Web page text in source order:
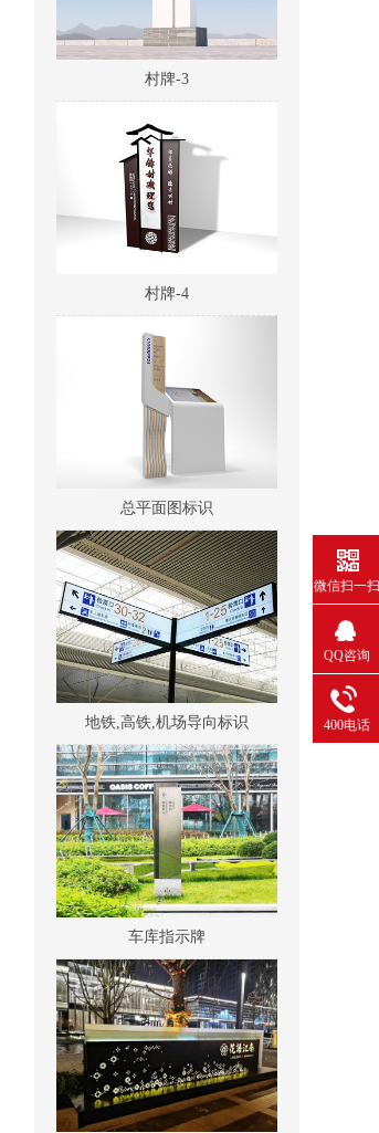
村牌-3
村牌-4
总平面图标识
地铁,高铁,机场导向标识
车库指示牌
售楼处名称标识
微信扫一扫
QQ咨询
400电话